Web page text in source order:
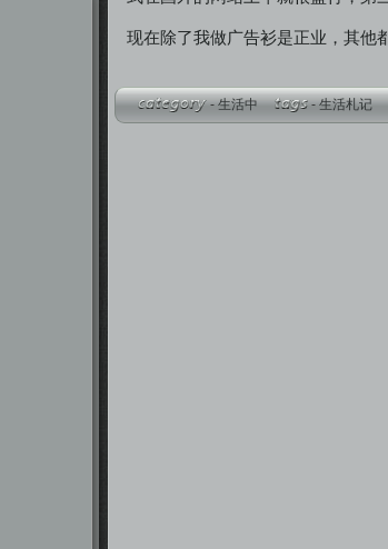
现在除了我做广告衫是正业，其他
-生活中 -生活札记